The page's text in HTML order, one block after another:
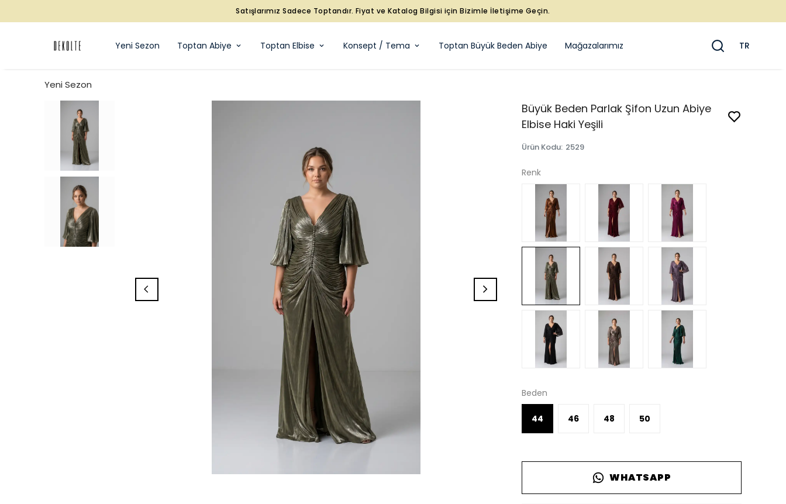
Satışlarımız Sadece Toptandır. Fiyat ve Katalog Bilgisi için Bizimle İletişime Geçin.
Yeni Sezon Toptan Abiye Toptan Elbise Konsept / Tema Toptan Büyük Beden Abiye Mağazalarımız TR
Yeni Sezon
Büyük Beden Parlak Şifon Uzun Abiye
Elbise Haki Yeşili
Ürün Kodu: 2529
Renk
Beden
44 46 48 50
WHATSAPP